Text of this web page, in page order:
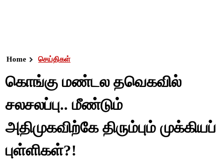
Home செய்திகள்
கொங்கு மண்டல தவெகவில்
சலசலப்பு.. மீண்டும்
அதிமுகவிற்கே திரும்பும் முக்கியப்
புள்ளிகள்?!